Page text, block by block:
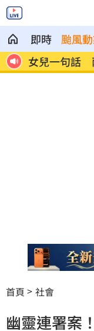
即時 颱風
女兒一句話
首頁 社會
幽靈連署案